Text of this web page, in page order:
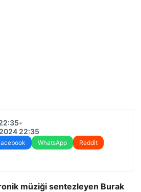
•
22:35
WhatsApp
Reddit
müziği sentezleyen Burak